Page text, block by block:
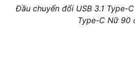
Đầu chuyển đổi USB 3.1 Type-
Type-C Nữ 90